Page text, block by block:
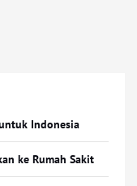
Indonesia
ke Rumah Sakit